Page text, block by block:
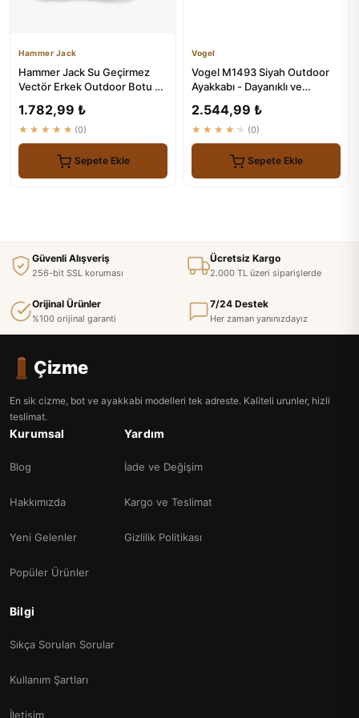
Hammer Jack
Hammer Jack Su Geçirmez
Vectör Erkek Outdoor Botu -
1.782,99 ₺
★★★★★ (0)
Sepete Ekle
Vogel
Vogel M1493 Siyah Outdoor
Ayakkabı - Dayanıklı ve
2.544,99 ₺
★★★★★ (0)
Sepete Ekle
Güvenli Alışveriş
256-bit SSL koruması
Ücretsiz Kargo
2.000 TL üzeri siparişlerde
Orijinal Ürünler
%100 orijinal garanti
7/24 Destek
Her zaman yanınızdayız
Çizme
En sik cizme, bot ve ayakkabi modelleri tek adreste. Kaliteli urunler, hizli
teslimat.
Kurumsal
Blog
Hakkımızda
Yeni Gelenler
Popüler Ürünler
Yardım
İade ve Değişim
Kargo ve Teslimat
Gizlilik Politikası
Bilgi
Sıkça Sorulan Sorular
Kullanım Şartları
İletişim